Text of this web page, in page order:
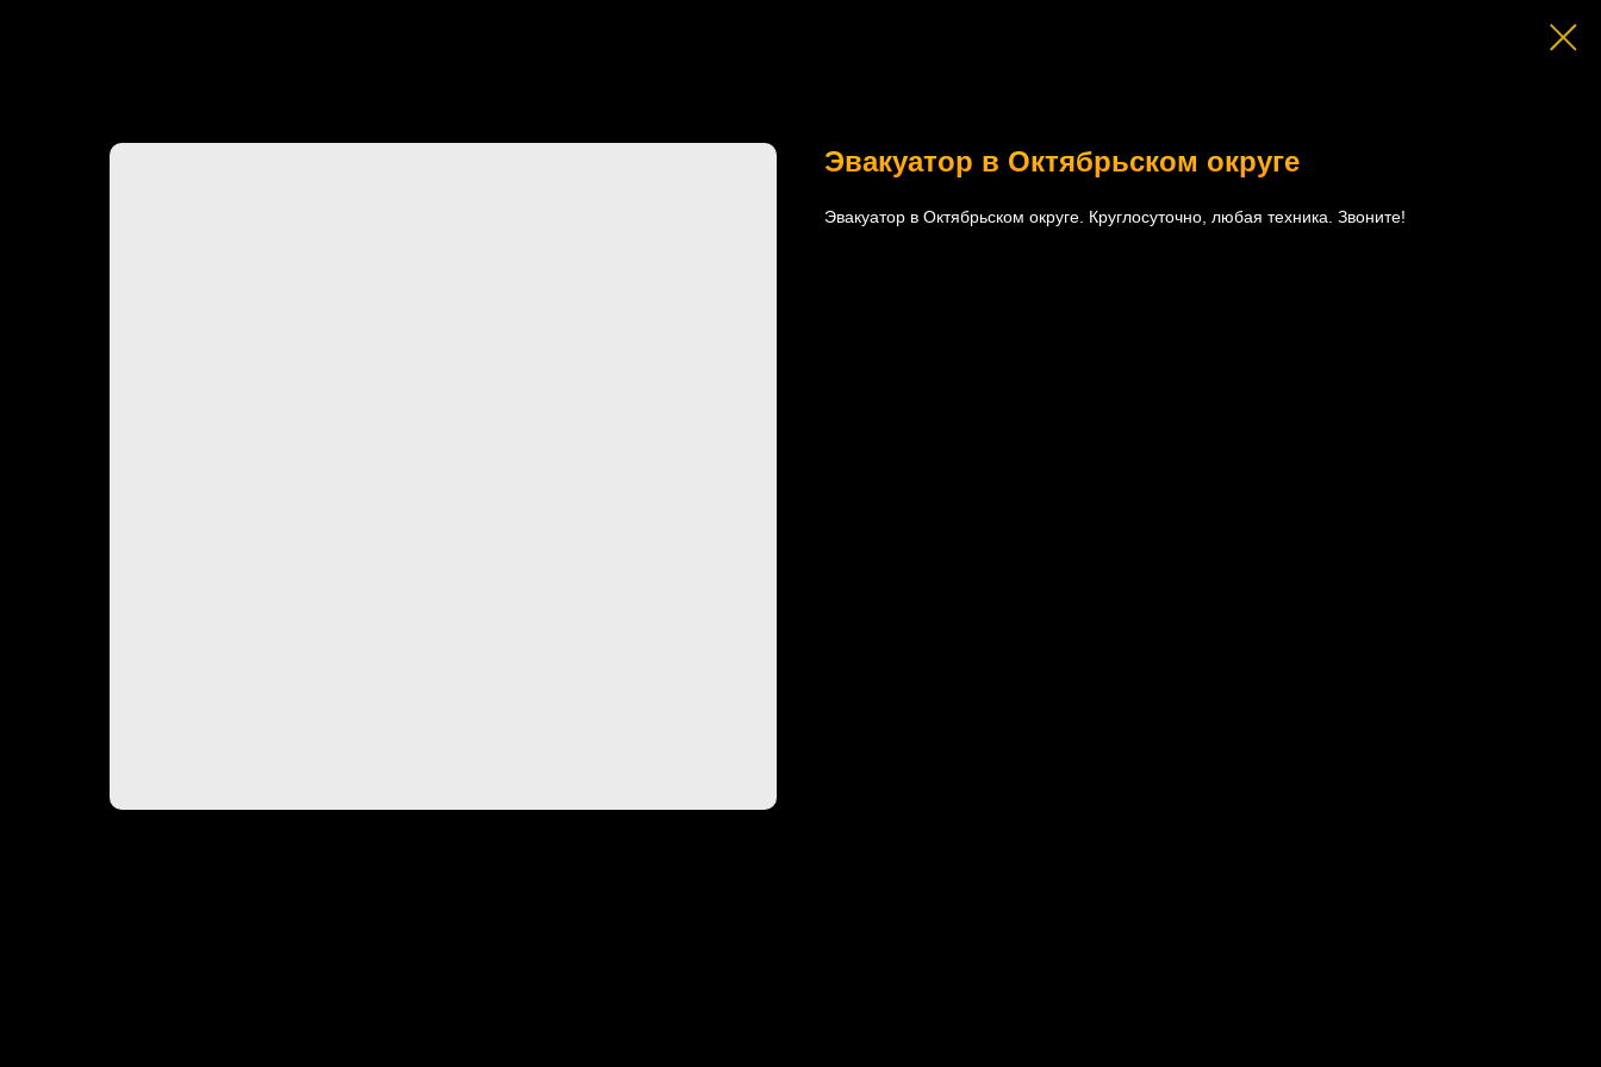
Эвакуатор в Октябрьском округе
Эвакуатор в Октябрьском округе. Круглосуточно, любая техника. Звоните!